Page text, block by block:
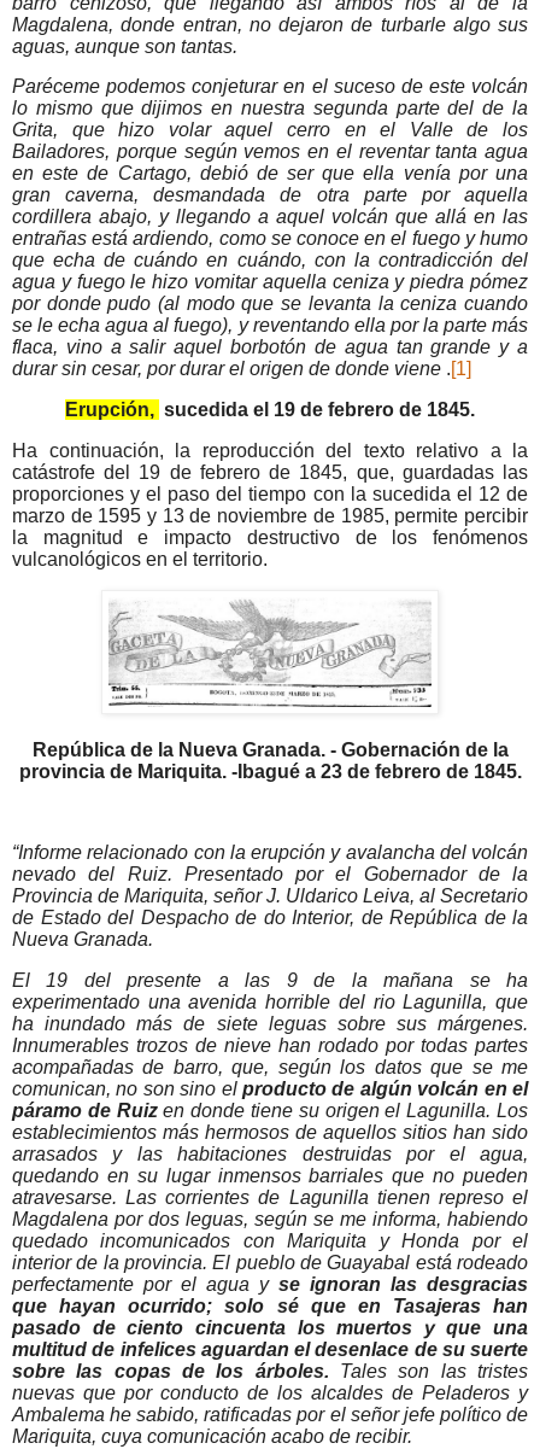
Magdalena, donde entran, no dejaron de turbarle algo sus
aguas, aunque son tantas.
Paréceme podemos conjeturar en el suceso de este volcán
lo mismo que dijimos en nuestra segunda parte del de la
Grita, que hizo volar aquel cerro en el Valle de los
Bailadores, porque según vemos en el reventar tanta agua
en este de Cartago, debió de ser que ella venía por una
gran caverna, desmandada de otra parte por aquella
cordillera abajo, y llegando a aquel volcán que allá en las
entrañas está ardiendo, como se conoce en el fuego y humo
que echa de cuándo en cuándo, con la contradicción del
agua y fuego le hizo vomitar aquella ceniza y piedra pómez
por donde pudo (al modo que se levanta la ceniza cuando
se le echa agua al fuego), y reventando ella por la parte más
flaca, vino a salir aquel borbotón de agua tan grande y a
durar sin cesar, por durar el origen de donde viene . [1]
Erupción, sucedida el 19 de febrero de 1845.
Ha continuación, la reproducción del texto relativo a la
catástrofe del 19 de febrero de 1845, que, guardadas las
proporciones y el paso del tiempo con la sucedida el 12 de
marzo de 1595 y 13 de noviembre de 1985, permite percibir
la magnitud e impacto destructivo de los fenómenos
vulcanológicos en el territorio.
República de la Nueva Granada. - Gobernación de la
provincia de Mariquita. -Ibagué a 23 de febrero de 1845.
“Informe relacionado con la erupción y avalancha del volcán
nevado del Ruiz. Presentado por el Gobernador de la
Provincia de Mariquita, señor J. Uldarico Leiva, al Secretario
de Estado del Despacho de do Interior, de República de la
Nueva Granada.
El 19 del presente a las 9 de la mañana se ha
experimentado una avenida horrible del rio Lagunilla, que
ha inundado más de siete leguas sobre sus márgenes.
Innumerables trozos de nieve han rodado por todas partes
acompañadas de barro, que, según los datos que se me
comunican, no son sino el producto de algún volcán en el
páramo de Ruizen donde tiene su origen el Lagunilla. Los
establecimientos más hermosos de aquellos sitios han sido
arrasados y las habitaciones destruidas por el agua,
quedando en su lugar inmensos barriales que no pueden
atravesarse. Las corrientes de Lagunilla tienen represo el
Magdalena por dos leguas, según se me informa, habiendo
quedado incomunicados con Mariquita y Honda por el
interior de la provincia. El pueblo de Guayabal está rodeado
perfectamente por el agua y se ignoran las desgracias
que hayan ocurrido; solo sé que en Tasajeras han
pasado de ciento cincuenta los muertos y que una
multitud de infelices aguardan el desenlace de su suerte
sobre las copas de los árboles. Tales son las tristes
nuevas que por conducto de los alcaldes de Peladeros y
Ambalema he sabido, ratificadas por el señor jefe político de
Mariquita, cuya comunicación acabo de recibir.